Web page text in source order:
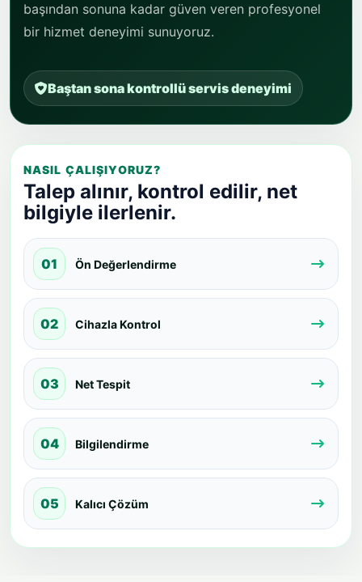
başından sonuna kadar güven veren profesyonel
bir hizmet deneyimi sunuyoruz.
Baştan sona kontrollü servis deneyimi
NASIL ÇALIŞIYORUZ?
Talep alınır, kontrol edilir, net
bilgiyle ilerlenir.
01 Ön Değerlendirme
02 Cihazla Kontrol
03 Net Tespit
04 Bilgilendirme
05 Kalıcı Çözüm